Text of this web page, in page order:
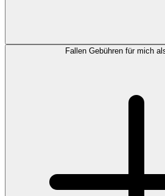
Fallen Gebühren für mich